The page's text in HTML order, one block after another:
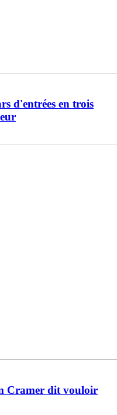
d'entrées en trois
Cramer dit vouloir